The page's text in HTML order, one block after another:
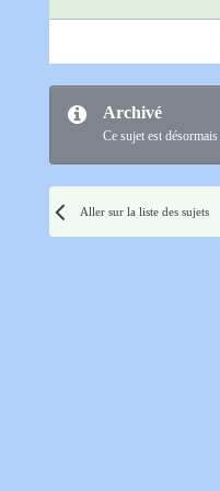
Archivé
Ce sujet est
Aller sur la liste des sujets